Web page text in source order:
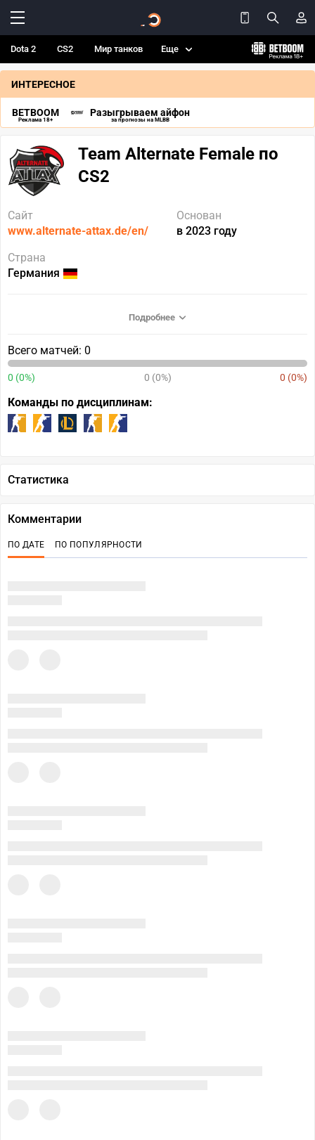
Dota 2 CS2 Мир танков Еще
ИНТЕРЕСНОЕ
BETBOOM
Реклама 18+
Разыгрываем айфон
за прогнозы на MLBB
Team Alternate Female по
CS2
Сайт
www.alternate-attax.de/en/
Основан
в 2023 году
Страна
Германия
Подробнее
Всего матчей: 0
0 (0%) 0 (0%) 0 (0%)
Команды по дисциплинам:
Статистика
Комментарии
ПО ДАТЕ ПО ПОПУЛЯРНОСТИ